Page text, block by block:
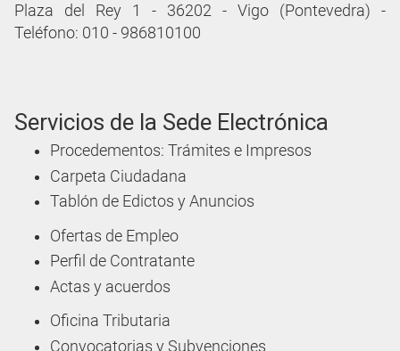
Plaza del Rey 1 - 36202 - Vigo (Pontevedra) -
Teléfono: 010 - 986810100
Servicios de la Sede Electrónica
Procedementos: Trámites e Impresos
Carpeta Ciudadana
Tablón de Edictos y Anuncios
Ofertas de Empleo
Perfil de Contratante
Actas y acuerdos
Oficina Tributaria
Convocatorias y Subvenciones